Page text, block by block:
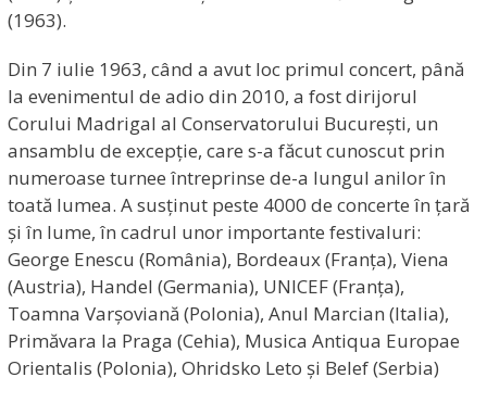
(1963).
Din 7 iulie 1963, când a avut loc primul concert, până
la evenimentul de adio din 2010, a fost dirijorul
Corului Madrigal al Conservatorului București, un
ansamblu de excepție, care s-a făcut cunoscut prin
numeroase turnee întreprinse de-a lungul anilor în
toată lumea. A susținut peste 4000 de concerte în țară
și în lume, în cadrul unor importante festivaluri:
George Enescu (România), Bordeaux (Franța), Viena
(Austria), Handel (Germania), UNICEF (Franța),
Toamna Varșoviană (Polonia), Anul Marcian (Italia),
Primăvara la Praga (Cehia), Musica Antiqua Europae
Orientalis (Polonia), Ohridsko Leto și Belef (Serbia)